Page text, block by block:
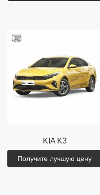
KIA K3
Получите лучшую цену